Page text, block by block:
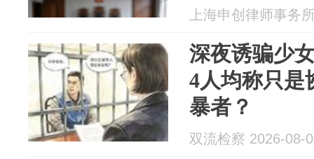
上海申创律师事务
深夜诱骗少
4人均称只是
暴者？
双流检察 2026-08-